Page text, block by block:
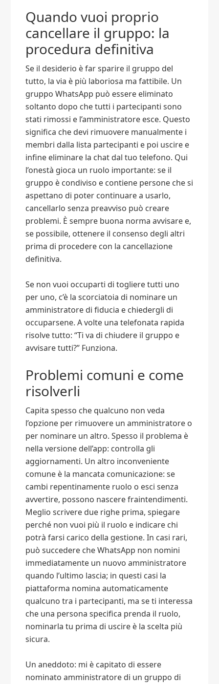
Quando vuoi proprio
cancellare il gruppo: la
procedura definitiva
Se il desiderio è far sparire il gruppo del
tutto, la via è più laboriosa ma fattibile. Un
gruppo WhatsApp può essere eliminato
soltanto dopo che tutti i partecipanti sono
stati rimossi e l’amministratore esce. Questo
significa che devi rimuovere manualmente i
membri dalla lista partecipanti e poi uscire e
infine eliminare la chat dal tuo telefono. Qui
l’onestà gioca un ruolo importante: se il
gruppo è condiviso e contiene persone che si
aspettano di poter continuare a usarlo,
cancellarlo senza preavviso può creare
problemi. È sempre buona norma avvisare e,
se possibile, ottenere il consenso degli altri
prima di procedere con la cancellazione
definitiva.
Se non vuoi occuparti di togliere tutti uno
per uno, c’è la scorciatoia di nominare un
amministratore di fiducia e chiedergli di
occuparsene. A volte una telefonata rapida
risolve tutto: “Ti va di chiudere il gruppo e
avvisare tutti?” Funziona.
Problemi comuni e come
risolverli
Capita spesso che qualcuno non veda
l’opzione per rimuovere un amministratore o
per nominare un altro. Spesso il problema è
nella versione dell’app: controlla gli
aggiornamenti. Un altro inconveniente
comune è la mancata comunicazione: se
cambi repentinamente ruolo o esci senza
avvertire, possono nascere fraintendimenti.
Meglio scrivere due righe prima, spiegare
perché non vuoi più il ruolo e indicare chi
potrà farsi carico della gestione. In casi rari,
può succedere che WhatsApp non nomini
immediatamente un nuovo amministratore
quando l’ultimo lascia; in questi casi la
piattaforma nomina automaticamente
qualcuno tra i partecipanti, ma se ti interessa
che una persona specifica prenda il ruolo,
nominarla tu prima di uscire è la scelta più
sicura.
Un aneddoto: mi è capitato di essere
nominato amministratore di un gruppo di